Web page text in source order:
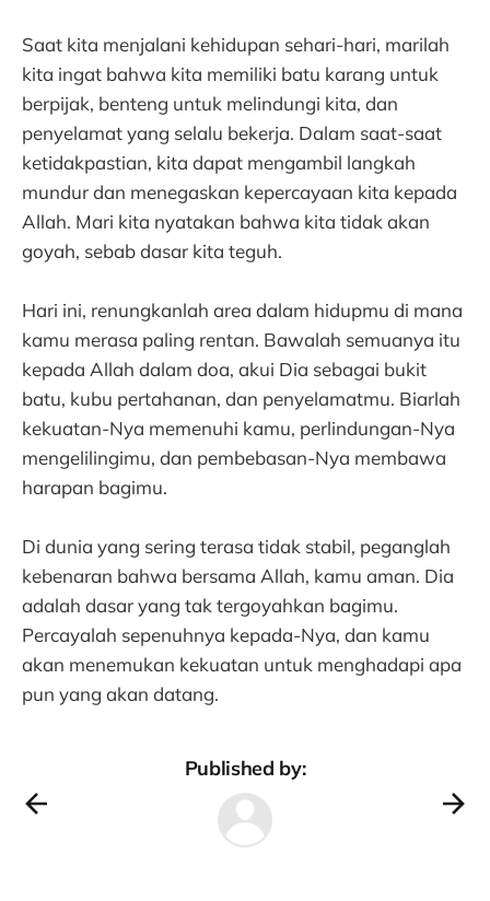
Saat kita menjalani kehidupan sehari-hari, marilah
kita ingat bahwa kita memiliki batu karang untuk
berpijak, benteng untuk melindungi kita, dan
penyelamat yang selalu bekerja. Dalam saat-saat
ketidakpastian, kita dapat mengambil langkah
mundur dan menegaskan kepercayaan kita kepada
Allah. Mari kita nyatakan bahwa kita tidak akan
goyah, sebab dasar kita teguh.
Hari ini, renungkanlah area dalam hidupmu di mana
kamu merasa paling rentan. Bawalah semuanya itu
kepada Allah dalam doa, akui Dia sebagai bukit
batu, kubu pertahanan, dan penyelamatmu. Biarlah
kekuatan-Nya memenuhi kamu, perlindungan-Nya
mengelilingimu, dan pembebasan-Nya membawa
harapan bagimu.
Di dunia yang sering terasa tidak stabil, peganglah
kebenaran bahwa bersama Allah, kamu aman. Dia
adalah dasar yang tak tergoyahkan bagimu.
Percayalah sepenuhnya kepada-Nya, dan kamu
akan menemukan kekuatan untuk menghadapi apa
pun yang akan datang.
Published by: